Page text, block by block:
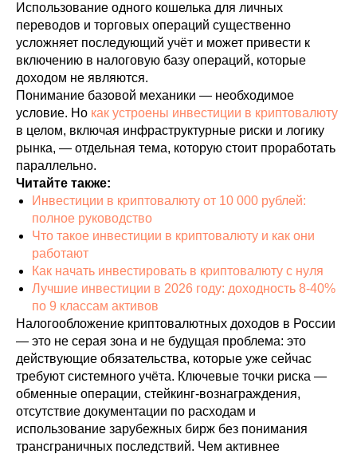
Использование одного кошелька для личных
переводов и торговых операций существенно
усложняет последующий учёт и может привести к
включению в налоговую базу операций, которые
доходом не являются.
Понимание базовой механики — необходимое
условие. Но как устроены инвестиции в криптовалюту
в целом, включая инфраструктурные риски и логику
рынка, — отдельная тема, которую стоит проработать
параллельно.
Читайте также:
Инвестиции в криптовалюту от 10 000 рублей:
полное руководство
Что такое инвестиции в криптовалюту и как они
работают
Как начать инвестировать в криптовалюту с нуля
Лучшие инвестиции в 2026 году: доходность 8-40%
по 9 классам активов
Налогообложение криптовалютных доходов в России
— это не серая зона и не будущая проблема: это
действующие обязательства, которые уже сейчас
требуют системного учёта. Ключевые точки риска —
обменные операции, стейкинг-вознаграждения,
отсутствие документации по расходам и
использование зарубежных бирж без понимания
трансграничных последствий. Чем активнее